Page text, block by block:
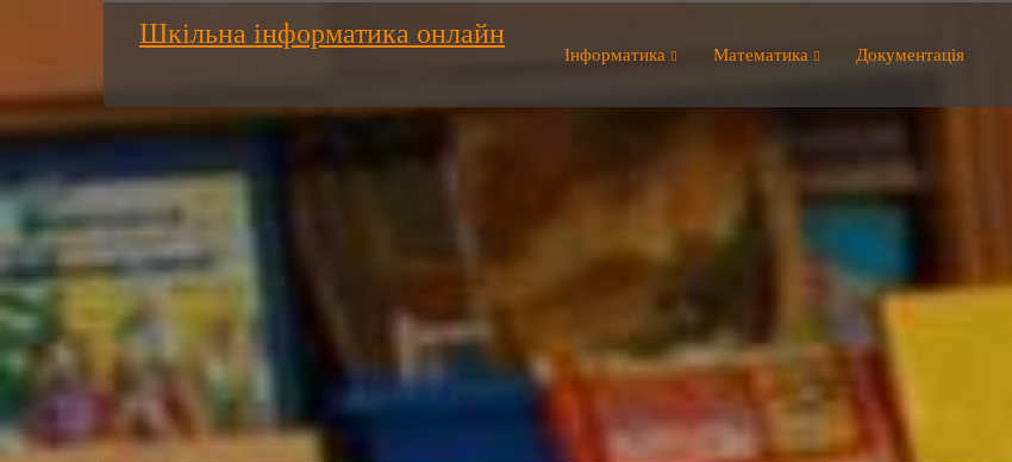
Шкільна інформатика онлайн
Інформатика Математика Документація